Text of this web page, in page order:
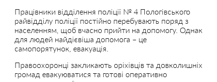
Працівники відділення поліції № 4 Пологівського
райвідділу поліції постійно перебувають поряд з
населенням, щоб вчасно прийти на допомогу. Однак
для людей найдієвіша допомога – це
самопорятунок, евакуація.
Правоохоронці закликають оріхівців та довколишніх
громад евакуюватися та готові оперативно